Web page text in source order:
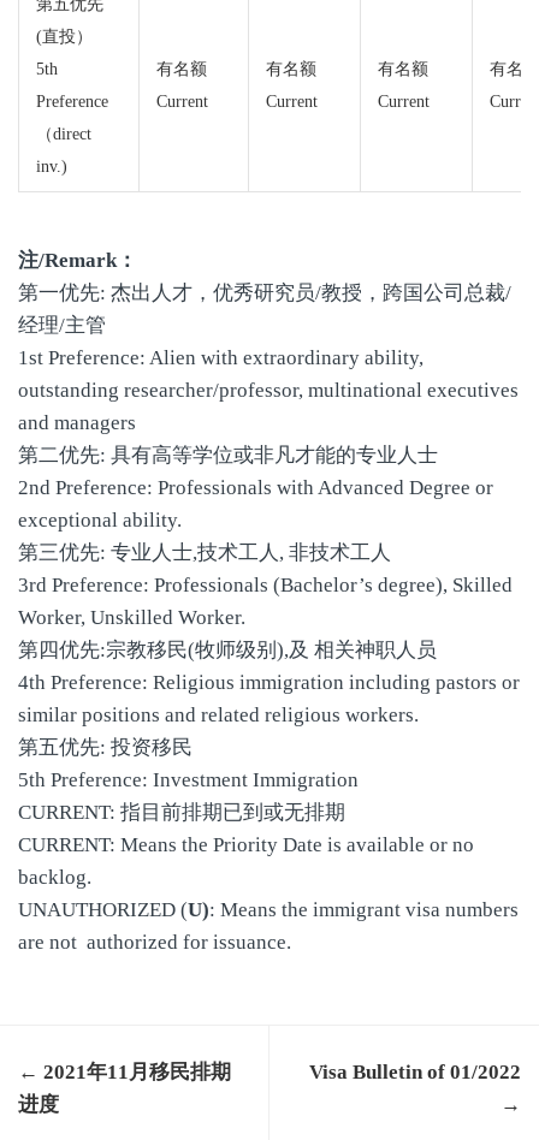
第五优先
(直投）
5th
Preference
（direct
inv.)
有名额
Current
有名额
Current
有名额
Current
有名额
注/Remark：
第一优先: 杰出人才，优秀研究员/教授，跨国公司总裁/
经理/主管
1st Preference: Alien with extraordinary ability,
outstanding researcher/professor, multinational executives
and managers
第二优先: 具有高等学位或非凡才能的专业人士
2nd Preference: Professionals with Advanced Degree or
exceptional ability.
第三优先: 专业人士,技术工人, 非技术工人
3rd Preference: Professionals (Bachelor’s degree), Skilled
Worker, Unskilled Worker.
第四优先:宗教移民(牧师级别),及 相关神职人员
4th Preference: Religious immigration including pastors or
similar positions and related religious workers.
第五优先: 投资移民
5th Preference: Investment Immigration
CURRENT: 指目前排期已到或无排期
CURRENT: Means the Priority Date is available or no
backlog.
UNAUTHORIZED (U): Means the immigrant visa numbers
are not authorized for issuance.
← 2021年11月移民排期
进度
Visa Bulletin of 01/2022
→